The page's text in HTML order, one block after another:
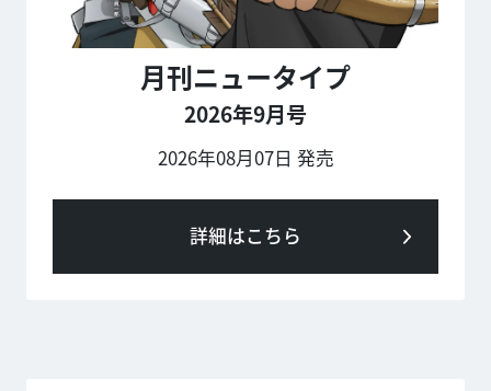
月刊ニュータイプ
2026年9月号
2026年08月07日 発売
詳細はこちら